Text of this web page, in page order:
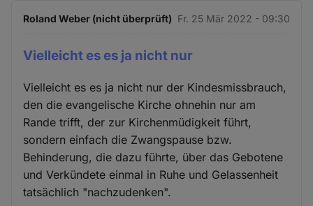
Roland Weber (nicht überprüft) Fr. 25 Mär 2022 - 09:30
Vielleicht es es ja nicht nur
Vielleicht es es ja nicht nur der Kindesmissbrauch,
den die evangelische Kirche ohnehin nur am
Rande trifft, der zur Kirchenmüdigkeit führt,
sondern einfach die Zwangspause bzw.
Behinderung, die dazu führte, über das Gebotene
und Verkündete einmal in Ruhe und Gelassenheit
tatsächlich "nachzudenken".